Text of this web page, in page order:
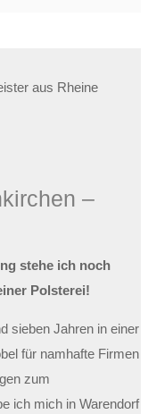
–
stehe ich noch
Polsterei!
sieben Jahren in einer
für namhafte Firmen
zum
ich mich in Warendorf